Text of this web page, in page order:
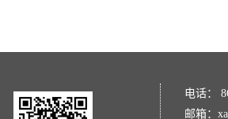
电话：
邮箱：